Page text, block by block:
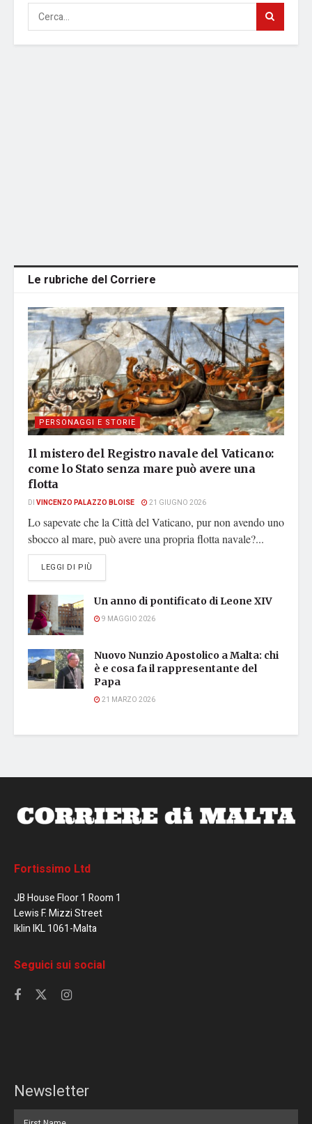
Le rubriche del Corriere
PERSONAGGI E STORIE
Il mistero del Registro navale del Vaticano:
come lo Stato senza mare può avere una
flotta
DI VINCENZO PALAZZO BLOISE 21 GIUGNO 2026
Lo sapevate che la Città del Vaticano, pur non avendo uno
sbocco al mare, può avere una propria flotta navale?...
LEGGI DI PIÙ
Un anno di pontificato di Leone XIV
9 MAGGIO 2026
Nuovo Nunzio Apostolico a Malta: chi
è e cosa fa il rappresentante del
Papa
21 MARZO 2026
Fortissimo Ltd
JB House Floor 1 Room 1
Lewis F. Mizzi Street
Iklin IKL 1061-Malta
Seguici sui social
Newsletter